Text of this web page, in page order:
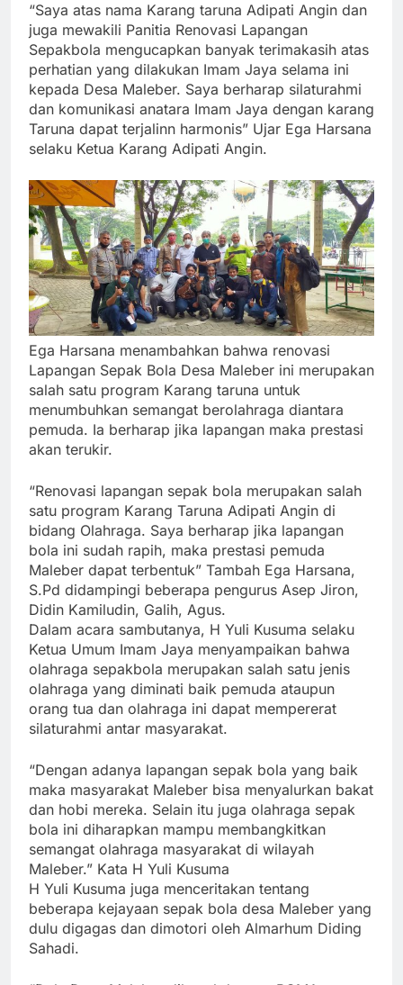
“Saya atas nama Karang taruna Adipati Angin dan
juga mewakili Panitia Renovasi Lapangan
Sepakbola mengucapkan banyak terimakasih atas
perhatian yang dilakukan Imam Jaya selama ini
kepada Desa Maleber. Saya berharap silaturahmi
dan komunikasi anatara Imam Jaya dengan karang
Taruna dapat terjalinn harmonis” Ujar Ega Harsana
selaku Ketua Karang Adipati Angin.
Ega Harsana menambahkan bahwa renovasi
Lapangan Sepak Bola Desa Maleber ini merupakan
salah satu program Karang taruna untuk
menumbuhkan semangat berolahraga diantara
pemuda. Ia berharap jika lapangan maka prestasi
akan terukir.
“Renovasi lapangan sepak bola merupakan salah
satu program Karang Taruna Adipati Angin di
bidang Olahraga. Saya berharap jika lapangan
bola ini sudah rapih, maka prestasi pemuda
Maleber dapat terbentuk” Tambah Ega Harsana,
S.Pd didampingi beberapa pengurus Asep Jiron,
Didin Kamiludin, Galih, Agus.
Dalam acara sambutanya, H Yuli Kusuma selaku
Ketua Umum Imam Jaya menyampaikan bahwa
olahraga sepakbola merupakan salah satu jenis
olahraga yang diminati baik pemuda ataupun
orang tua dan olahraga ini dapat mempererat
silaturahmi antar masyarakat.
“Dengan adanya lapangan sepak bola yang baik
maka masyarakat Maleber bisa menyalurkan bakat
dan hobi mereka. Selain itu juga olahraga sepak
bola ini diharapkan mampu membangkitkan
semangat olahraga masyarakat di wilayah
Maleber.” Kata H Yuli Kusuma
H Yuli Kusuma juga menceritakan tentang
beberapa kejayaan sepak bola desa Maleber yang
dulu digagas dan dimotori oleh Almarhum Diding
Sahadi.